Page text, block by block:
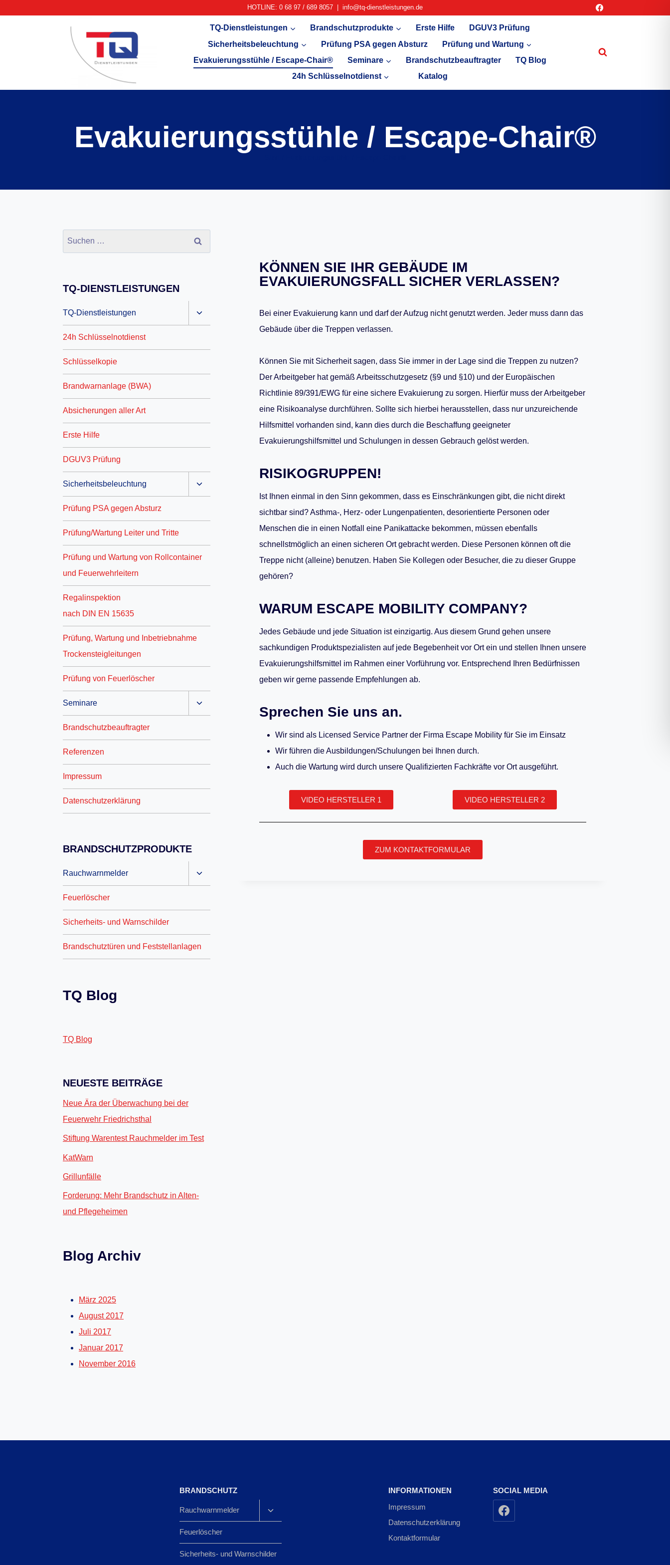
HOTLINE: 0 68 97 / 689 8057 | info@tq-dienstleistungen.de
TQ-Dienstleistungen Brandschutzprodukte Erste Hilfe
DGUV3 Prüfung
Sicherheitsbeleuchtung
Prüfung PSA gegen Absturz
Prüfung und Wartung
Evakuierungsstühle / Escape-Chair®
Seminare Brandschutzbeauftragter
TQ Blog
24h Schlüsselnotdienst
Katalog
Evakuierungsstühle / Escape-Chair®
KÖNNEN SIE IHR GEBÄUDE IM
EVAKUIERUNGSFALL SICHER VERLASSEN?
Bei einer Evakuierung kann und darf der Aufzug nicht genutzt werden. Jeder muss dann das
Gebäude über die Treppen verlassen.
Können Sie mit Sicherheit sagen, dass Sie immer in der Lage sind die Treppen zu nutzen?
Der Arbeitgeber hat gemäß Arbeitsschutzgesetz (§9 und §10) und der Europäischen
Richtlinie 89/391/EWG für eine sichere Evakuierung zu sorgen. Hierfür muss der Arbeitgeber
eine Risikoanalyse durchführen. Sollte sich hierbei herausstellen, dass nur unzureichende
Hilfsmittel vorhanden sind, kann dies durch die Beschaffung geeigneter
Evakuierungshilfsmittel und Schulungen in dessen Gebrauch gelöst werden.
RISIKOGRUPPEN!
Ist Ihnen einmal in den Sinn gekommen, dass es Einschränkungen gibt, die nicht direkt
sichtbar sind? Asthma-, Herz- oder Lungenpatienten, desorientierte Personen oder
Menschen die in einen Notfall eine Panikattacke bekommen, müssen ebenfalls
schnellstmöglich an einen sicheren Ort gebracht werden. Diese Personen können oft die
Treppe nicht (alleine) benutzen. Haben Sie Kollegen oder Besucher, die zu dieser Gruppe
gehören?
WARUM ESCAPE MOBILITY COMPANY?
Jedes Gebäude und jede Situation ist einzigartig. Aus diesem Grund gehen unsere
sachkundigen Produktspezialisten auf jede Begebenheit vor Ort ein und stellen Ihnen unsere
Evakuierungshilfsmittel im Rahmen einer Vorführung vor. Entsprechend Ihren Bedürfnissen
geben wir gerne passende Empfehlungen ab.
Sprechen Sie uns an.
Wir sind als Licensed Service Partner der Firma Escape Mobility für Sie im Einsatz
Wir führen die Ausbildungen/Schulungen bei Ihnen durch.
Auch die Wartung wird durch unsere Qualifizierten Fachkräfte vor Ort ausgeführt.
VIDEO HERSTELLER 1 VIDEO HERSTELLER 2
ZUM KONTAKTFORMULAR
TQ-DIENSTLEISTUNGEN
TQ-Dienstleistungen
24h Schlüsselnotdienst
Schlüsselkopie
Brandwarnanlage (BWA)
Absicherungen aller Art
Erste Hilfe
DGUV3 Prüfung
Sicherheitsbeleuchtung
Prüfung PSA gegen Absturz
Prüfung/Wartung Leiter und Tritte
Prüfung und Wartung von Rollcontainer
und Feuerwehrleitern
Regalinspektion
nach DIN EN 15635
Prüfung, Wartung und Inbetriebnahme
Trockensteigleitungen
Prüfung von Feuerlöscher
Seminare
Brandschutzbeauftragter
Referenzen
Impressum
Datenschutzerklärung
BRANDSCHUTZPRODUKTE
Rauchwarnmelder
Feuerlöscher
Sicherheits- und Warnschilder
Brandschutztüren und Feststellanlagen
TQ Blog
TQ Blog
NEUESTE BEITRÄGE
Neue Ära der Überwachung bei der
Feuerwehr Friedrichsthal
Stiftung Warentest Rauchmelder im Test
KatWarn
Grillunfälle
Forderung: Mehr Brandschutz in Alten-
und Pflegeheimen
Blog Archiv
März 2025
August 2017
Juli 2017
Januar 2017
November 2016
BRANDSCHUTZ
Rauchwarnmelder
Feuerlöscher
Sicherheits- und Warnschilder
INFORMATIONEN
Impressum
Datenschutzerklärung
Kontaktformular
SOCIAL MEDIA